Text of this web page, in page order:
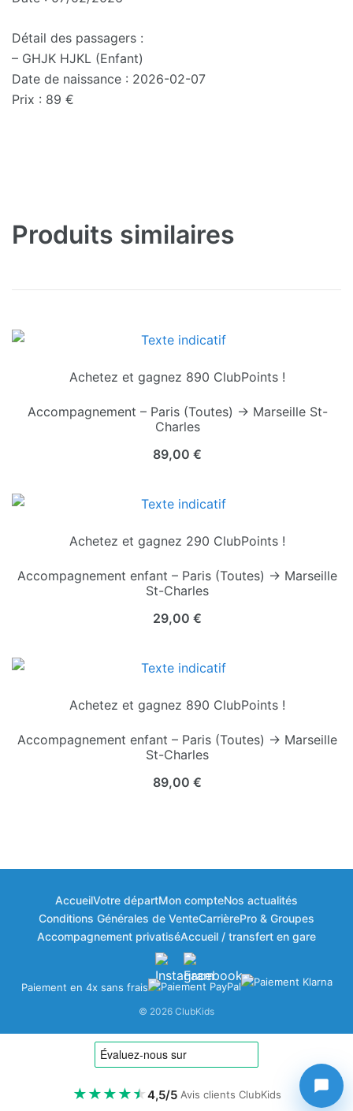
Détail des passagers :
– GHJK HJKL (Enfant)
Date de naissance : 2026-02-07
Prix : 89 €
Produits similaires
Achetez et gagnez 890 ClubPoints !
Accompagnement – Paris (Toutes) → Marseille St-
Charles
89,00 €
Achetez et gagnez 290 ClubPoints !
Accompagnement enfant – Paris (Toutes) → Marseille
St-Charles
29,00 €
Achetez et gagnez 890 ClubPoints !
Accompagnement enfant – Paris (Toutes) → Marseille
St-Charles
89,00 €
🎁
Bonjour à vous ! 👋
Bienvenue dans votre espace fidélité
ClubKids
×
ClubPoints
Gagner des points
AccueilVotre départMon compteNos actualités
Conditions Générales de VenteCarrièrePro & Groupes
Accompagnement privatiséAccueil / transfert en gare
Paiement en 4x sans frais
© 2026 ClubKids
★★★★★4,5/5 Avis clients ClubKids